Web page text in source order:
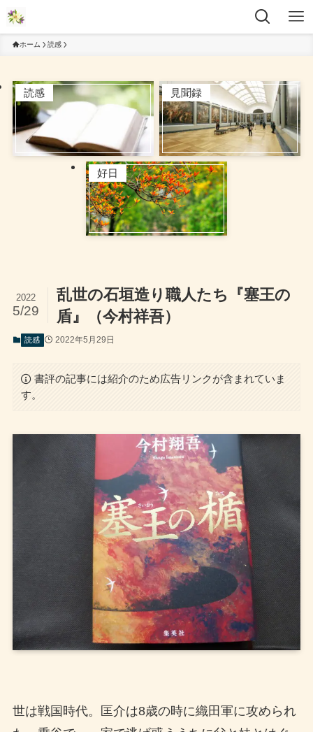
ホーム 読感
読感 見聞録
好日
乱世の石垣造り職人たち『塞王の
盾』（今村祥吾）
2022
5/29
読感 2022年5月29日
書評の記事には紹介のため広告リンクが含まれていま
す。
世は戦国時代。匡介は8歳の時に織田軍に攻められ